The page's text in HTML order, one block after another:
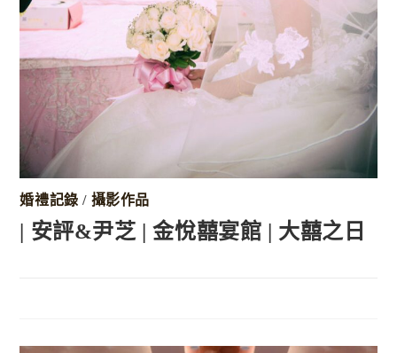
婚禮記錄 / 攝影作品
| 安評&尹芝 | 金悅囍宴館 | 大囍之日